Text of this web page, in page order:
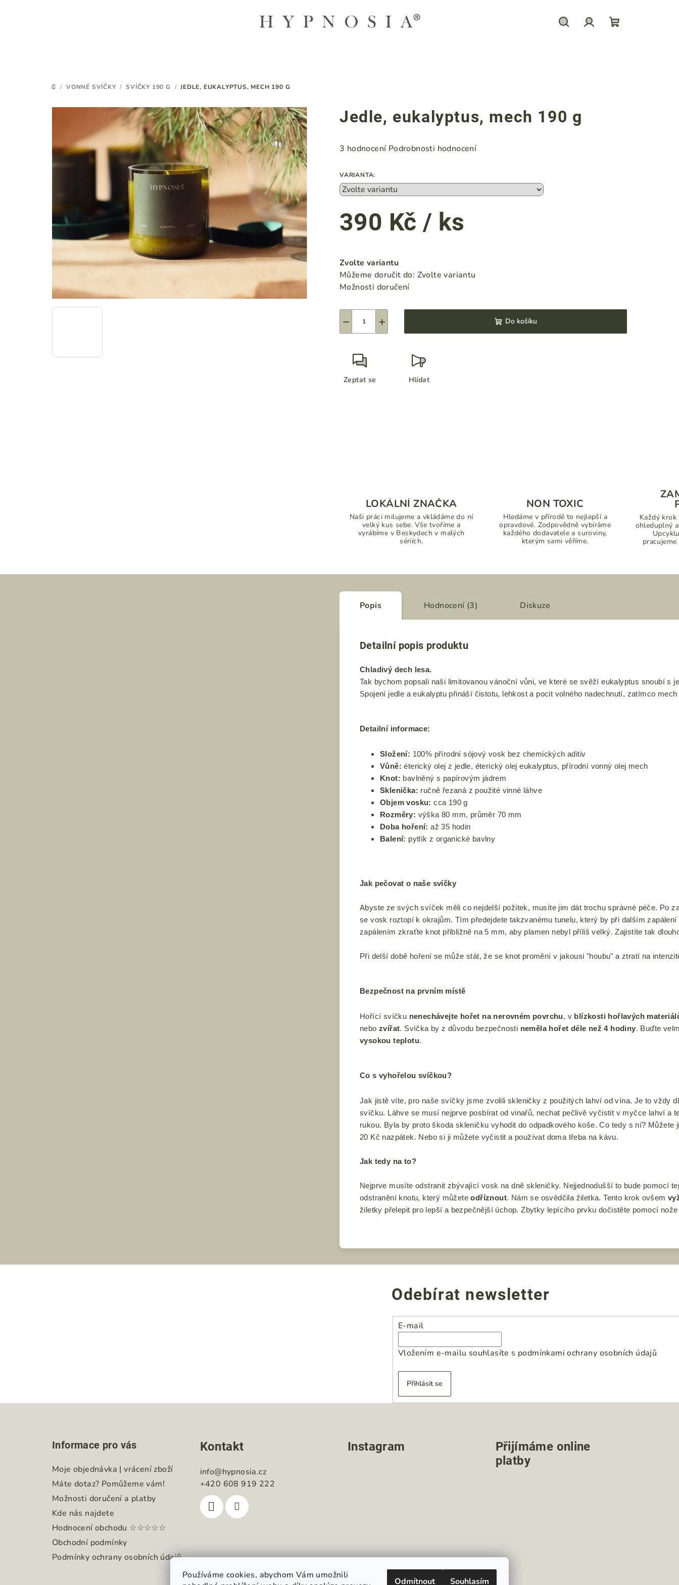
Používáme cookies, abychom Vám umožnili
Odmítnout Souhlasím
DOMŮ
/ VONNÉ SVÍČKY / SVÍČKY 190 G / JEDLE, EUKALYPTUS, MECH 190 G
Jedle, eukalyptus, mech 190 g
Průměrné
produktu
je
5,0
5
hvězdiček.
3 hodnocení Podrobnosti hodnocení
VARIANTA:
390 Kč / ks
cena:
Zvolte variantu
Můžeme doručit do: Zvolte variantu
Možnosti doručení
+
− Do košíku
Zeptat se Hlídat
LOKÁLNÍ ZNAČKA
Naši práci milujeme a vkládáme do ní
velký kus sebe. Vše tvoříme a
vyrábíme v Beskydech v malých
sériích.
NON TOXIC
Hledáme v přírodě to nejlepší a
opravdové. Zodpovědně vybíráme
každého dodavatele a suroviny,
kterým sami věříme.
Každý
ohleduplný
Popis Hodnocení (3) Diskuze
Detailní popis produktu
Chladivý dech lesa.
Tak bychom popsali naši limitovanou vánoční vůni, ve které se svěží eukalyptus snoubí s
Spojení jedle a eukalyptu přináší čistotu, lehkost a pocit volného nadechnutí, zatímco
Detailní informace:
Složení: 100% přírodní sójový vosk bez chemických aditiv
Vůně: éterický olej z jedle, éterický olej eukalyptus, přírodní vonný olej mech
Knot: bavlněný s papírovým jádrem
Sklenička: ručně řezaná z použité vinné láhve
Objem vosku: cca 190 g
Rozměry: výška 80 mm, průměr 70 mm
Doba hoření: až 35 hodin
Balení: pytlík z organické bavlny
Jak pečovat o naše svíčky
Abyste ze svých svíček měli co nejdelší požitek, musíte jim dát trochu správné péče. Po
se vosk roztopí k okrajům. Tím předejdete takzvanému tunelu, který by při dalším
zapálením zkraťte knot přibližně na 5 mm, aby plamen nebyl příliš velký. Zajistíte tak
Při delší době hoření se může stát, že se knot promění v jakousi "houbu" a ztratí na
Bezpečnost na prvním místě
Hořící svíčku nenechávejte hořet na nerovném povrchu, v blízkosti hořlavých
nebo zvířat. Svíčka by z důvodu bezpečnosti neměla hořet déle než 4 hodiny. Buďte
vysokou teplotu.
Co s vyhořelou svíčkou?
Jak jistě víte, pro naše svíčky jsme zvolili skleničky z použitých lahvíod vína. Je to vždy
svíčku. Láhve se musí nejprve posbírat od vinařů, nechat pečlivě vyčistit v myčce lahví a
rukou. Byla by proto škoda skleničku vyhodit do odpadkového koše. Co tedy s ní? Můžete
20 Kč nazpátek. Nebo si ji můžete vyčistit a používat doma třeba na kávu.
Jak tedy na to?
Nejprve musíte odstranit zbývající vosk na dně skleničky. Nejjednodušší to bude pomocí
odstranění knotu, který můžeteodříznout. Nám se osvědčila žiletka. Tento krok ovšem
žiletky přelepit pro lepší a bezpečnější úchop. Zbytky lepícího prvku dočistěte pomocí
Odebírat newsletter
E-mail
Vložením e-mailu souhlasíte s podmínkami ochrany osobních údajů
Přihlásit se
Informace pro vás
Moje objednávka | vrácení zboží
Máte dotaz? Pomůžeme vám!
Možnosti doručení a platby
Kde nás najdete
Hodnocení obchodu ☆☆☆☆☆
Obchodní podmínky
Podmínky ochrany osobních údajů
Kontakt
info@hypnosia.cz
+420 608 919 222
Instagram
Přijímáme online
platby